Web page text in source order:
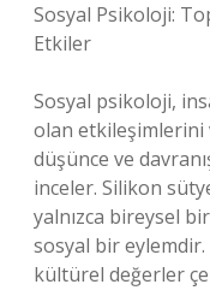
Sosyal Psikoloji:
Etkiler
Sosyal psikoloji,
olan
düşünce ve
inceler. Silikon
yalnızca bireysel
sosyal bir
kültürel değerler